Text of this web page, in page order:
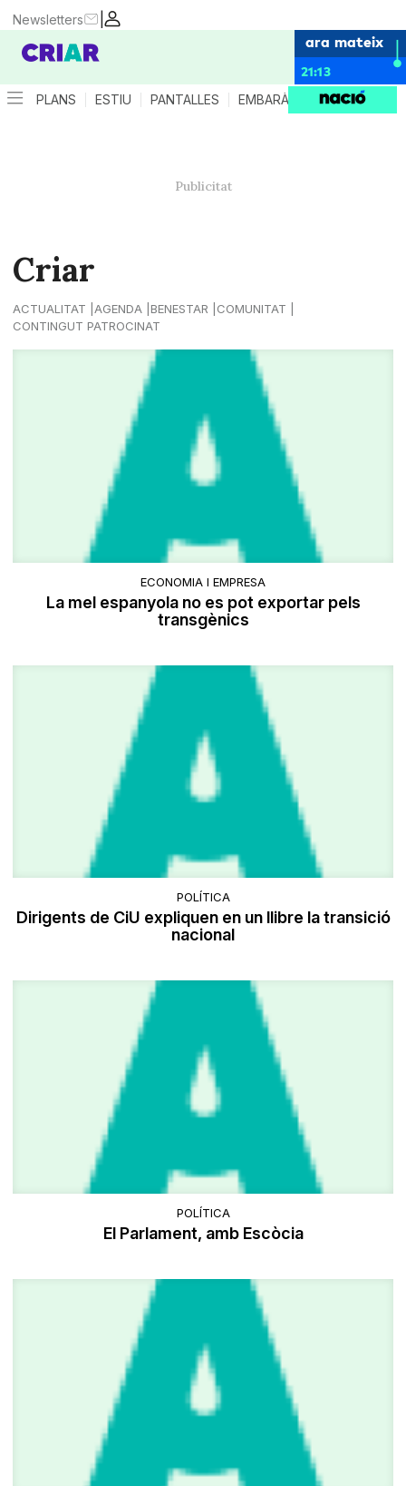
|
Newsletters
ara mateix
21:13
PLANS ESTIU PANTALLES EMBARÀS CRIANÇA
Criar
ACTUALITAT AGENDA BENESTAR
COMUNITAT
CONTINGUT PATROCINAT
ECONOMIA I EMPRESA
La mel espanyola no es pot exportar pels
transgènics
POLÍTICA
Dirigents de CiU expliquen en un llibre la transició
nacional
POLÍTICA
El Parlament, amb Escòcia